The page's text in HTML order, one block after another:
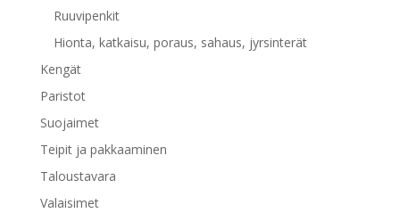
Ruuvipenkit
Hionta, katkaisu, poraus, sahaus, jyrsinterät
Kengät
Paristot
Suojaimet
Teipit ja pakkaaminen
Taloustavara
Valaisimet